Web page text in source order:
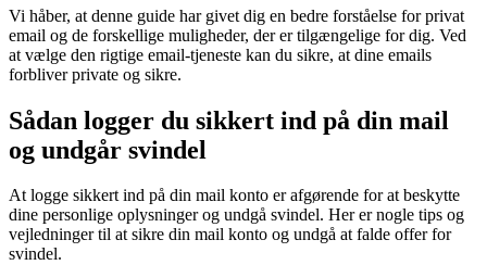
Vi håber, at denne guide har givet dig en bedre forståelse for privat
email og de forskellige muligheder, der er tilgængelige for dig. Ved
at vælge den rigtige email-tjeneste kan du sikre, at dine emails
forbliver private og sikre.
Sådan logger du sikkert ind på din mail
og undgår svindel
At logge sikkert ind på din mail konto er afgørende for at beskytte
dine personlige oplysninger og undgå svindel. Her er nogle tips og
vejledninger til at sikre din mail konto og undgå at falde offer for
svindel.